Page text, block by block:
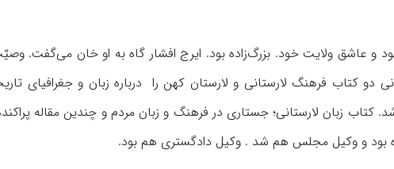
و عاشق ولایت خود. بزرگ‌زاده بود. ایرج افشار گاه به او خان می‌گفت.
دو کتاب فرهنگ لارستانی و لارستان کهن را درباره زبان و جغرافیای
زبان لارستانی؛ جستاری در فرهنگ و زبان مردم و چندین مقاله
بود و وکیل مجلس هم شد . وکیل دادگستری هم بود.